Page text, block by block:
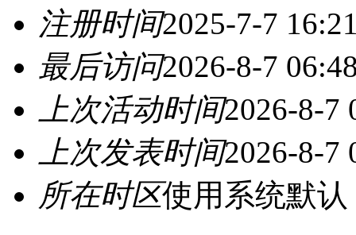
注册时间2025-7-7
最后访问2026-8-7
上次活动时间2026-8-7
上次发表时间2026-8-7
所在时区使用系统默认